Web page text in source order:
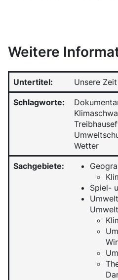
Weitere
Untertitel: Unsere
Schlagworte:
Wetter
Sachgebiete:
Spiel-